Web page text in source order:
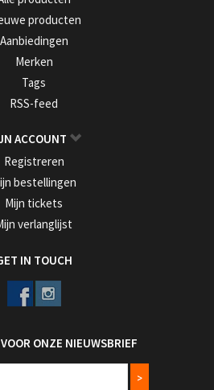
producten
Aanbiedingen
Merken
Tags
RSS-feed
ACCOUNT
Registreren
bestellingen
Mijn tickets
verlanglijst
IN TOUCH
ONZE NIEUWSBRIEF
>